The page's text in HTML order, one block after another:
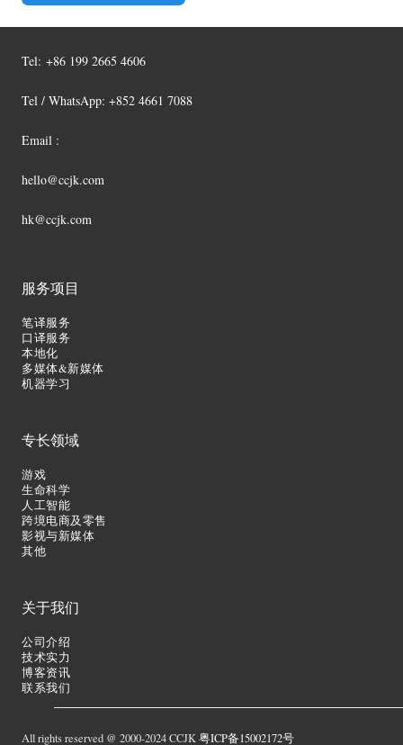
Tel: +86 199 2665 4606
Tel / WhatsApp: +852 4661 7088
Email :
hello@ccjk.com
hk@ccjk.com
服务项目
笔译服务
口译服务
本地化
多媒体&新媒体
机器学习
专长领域
游戏
生命科学
人工智能
跨境电商及零售
影视与新媒体
其他
关于我们
公司介绍
技术实力
博客资讯
联系我们
All rights reserved @ 2000-2024 CCJK粤ICP备15002172号